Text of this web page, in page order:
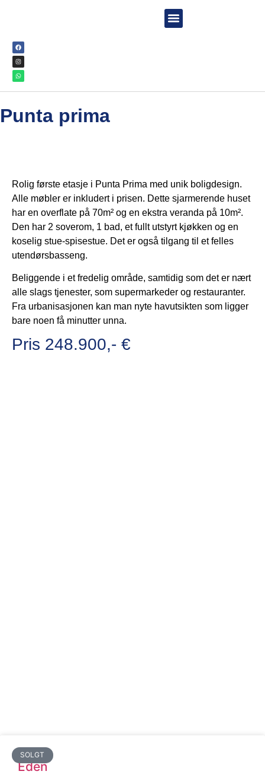
Punta prima
Rolig første etasje i Punta Prima med unik boligdesign.
Alle møbler er inkludert i prisen. Dette sjarmerende huset
har en overflate på 70m² og en ekstra veranda på 10m².
Den har 2 soverom, 1 bad, et fullt utstyrt kjøkken og en
koselig stue-spisestue. Det er også tilgang til et felles
utendørsbasseng.
Beliggende i et fredelig område, samtidig som det er nært
alle slags tjenester, som supermarkeder og restauranter.
Fra urbanisasjonen kan man nyte havutsikten som ligger
bare noen få minutter unna.
Pris 248.900,- €
SOLGT
Edén